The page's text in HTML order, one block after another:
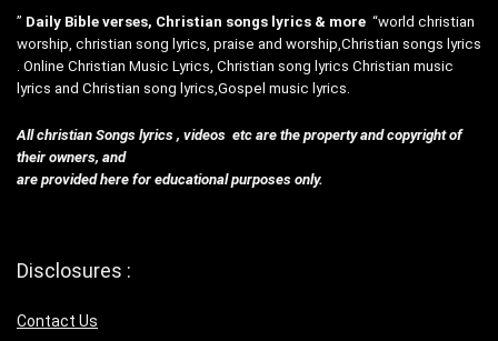
” Daily Bible verses, Christian songs lyrics & more “world christian
worship, christian song lyrics, praise and worship,Christian songs lyrics
. Online Christian Music Lyrics, Christian song lyrics Christian music
lyrics and Christian song lyrics,Gospel music lyrics.
All christian Songs lyrics , videos etc are the property and copyright of
their owners, and
are provided here for educational purposes only.
Disclosures :
Contact Us